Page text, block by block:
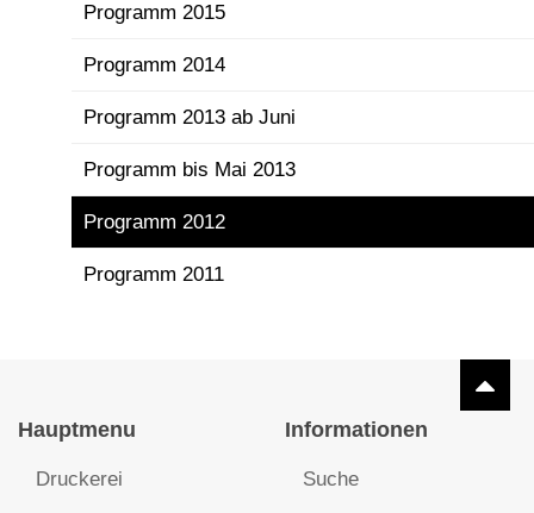
Programm 2015
Programm 2014
Programm 2013 ab Juni
Programm bis Mai 2013
Programm 2012
Programm 2011
Hauptmenu
Druckerei
Informationen
Suche